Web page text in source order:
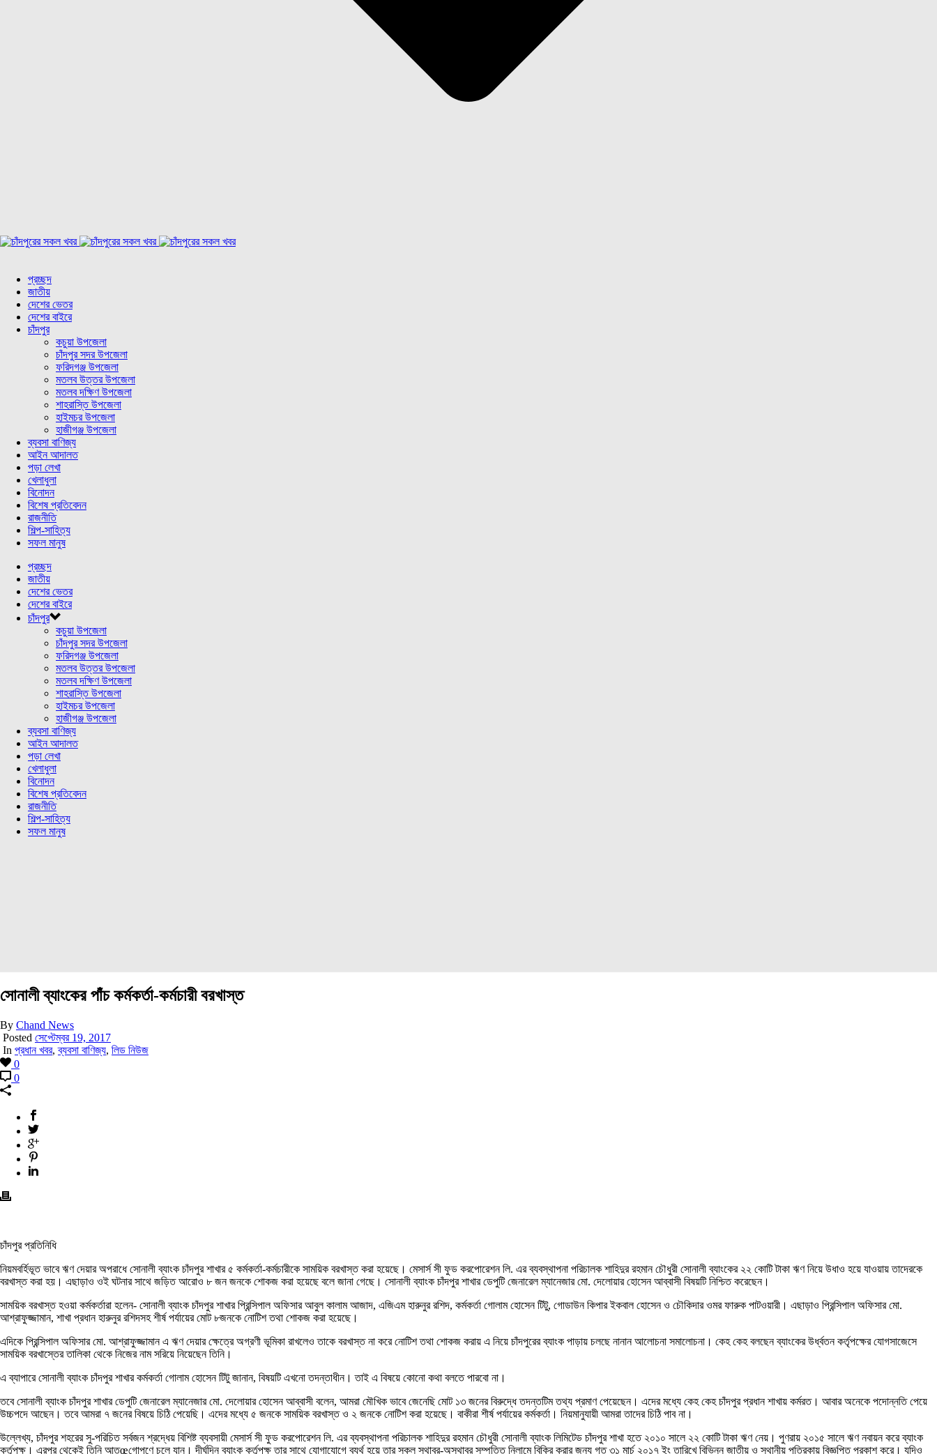
প্রচ্ছদ
জাতীয়
দেশের ভেতর
দেশের বাইরে
চাঁদপুর
কচুয়া উপজেলা
চাঁদপুর সদর উপজেলা
ফরিদগঞ্জ উপজেলা
মতলব উত্তর উপজেলা
মতলব দক্ষিণ উপজেলা
শাহরাস্তি উপজেলা
হাইমচর উপজেলা
হাজীগঞ্জ উপজেলা
ব্যবসা বাণিজ্য
আইন আদালত
পড়া লেখা
খেলাধুলা
বিনোদন
বিশেষ প্রতিবেদন
রাজনীতি
শিল্প-সাহিত্য
সফল মানুষ
প্রচ্ছদ
জাতীয়
দেশের ভেতর
দেশের বাইরে
চাঁদপুর
কচুয়া উপজেলা
চাঁদপুর সদর উপজেলা
ফরিদগঞ্জ উপজেলা
মতলব উত্তর উপজেলা
মতলব দক্ষিণ উপজেলা
শাহরাস্তি উপজেলা
হাইমচর উপজেলা
হাজীগঞ্জ উপজেলা
ব্যবসা বাণিজ্য
আইন আদালত
পড়া লেখা
খেলাধুলা
বিনোদন
বিশেষ প্রতিবেদন
রাজনীতি
শিল্প-সাহিত্য
সফল মানুষ
সোনালী ব্যাংকের পাঁচ কর্মকর্তা-কর্মচারী বরখাস্ত
By Chand News
Posted সেপ্টেম্বর 19, 2017
In প্রধান খবর,ব্যবসা বাণিজ্য, লিড নিউজ
0
0
চাঁদপুর প্রতিনিধি
নিয়মবর্হিভূত ভাবে ঋণ দেয়ার অপরাধে সোনালী ব্যাংক চাঁদপুর শাখার ৫ কর্মকর্তা-কর্মচারীকে সাময়িক বরখাস্ত করা হয়েছে। মেসার্স সী ফুড করপোরেশন লি. এর ব্যবস্থাপনা পরিচালক শাহিদুর রহমান চৌধুরী সোনালী ব্যাংকের ২২ কোটি টাকা ঋণ নিয়ে উধাও হয়ে যাওয়ায় তাদেরকে
বরখাস্ত করা হয়। এছাড়াও ওই ঘটনার সাথে জড়িত আরোও ৮ জন জনকে শোকজ করা হয়েছে বলে জানা গেছে। সোনালী ব্যাংক চাঁদপুর শাখার ডেপুটি জেনারেল ম্যানেজার মো. দেলোয়ার হোসেন আব্বাসী বিষয়টি নিশ্চিত করেছেন।
সাময়িক বরখাস্ত হওয়া কর্মকর্তারা হলেন- সোনালী ব্যাংক চাঁদপুর শাখার প্রিন্সিপাল অফিসার আবুল কালাম আজাদ, এজিএম হারুনুর রশিদ, কর্মকর্তা গোলাম হোসেন টিটু, গোডাউন কিপার ইকবাল হোসেন ও চৌকিদার ওমর ফারুক পাটওয়ারী। এছাড়াও প্রিন্সিপাল অফিসার মো.
আশ্রাফুজ্জামান, শাখা প্রধান হারুনুর রশিদসহ শীর্ষ পর্যায়ের মোট ৮জনকে নোটিশ তথা শোকজ করা হয়েছে।
এদিকে প্রিন্সিপাল অফিসার মো. আশ্রাফুজ্জামান এ ঋণ দেয়ার ক্ষেত্রে অগ্রণী ভূমিকা রাখলেও তাকে বরখাস্ত না করে নোটিশ তথা শোকজ করায় এ নিয়ে চাঁদপুরের ব্যাংক পাড়ায় চলছে নানান আলোচনা সমালোচনা। কেহ কেহ বলছেন ব্যাংকের উর্ধ্বতন কর্তৃপক্ষের যোগসাজেসে
সাময়িক বরখাস্তের তালিকা থেকে নিজের নাম সরিয়ে নিয়েছেন তিনি।
এ ব্যাপারে সোনালী ব্যাংক চাঁদপুর শাখার কর্মকর্তা গোলাম হোসেন টিটু জানান, বিষয়টি এখনো তদন্তাধীন। তাই এ বিষয়ে কোনো কথা বলতে পারবো না।
তবে সোনালী ব্যাংক চাঁদপুর শাখার ডেপুটি জেনারেল ম্যানেজার মো. দেলোয়ার হোসেন আব্বাসী বলেন, আমরা মৌখিক ভাবে জেনেছি মোট ১৩ জনের বিরুদ্ধে তদন্তটিম তথ্য প্রমাণ পেয়েছেন। এদের মধ্যে কেহ কেহ চাঁদপুর প্রধান শাখায় কর্মরত। আবার অনেকে পদোন্নতি পেয়ে
উচ্চপদে আছেন। তবে আমরা ৭ জনের বিষয়ে চিঠি পেয়েছি। এদের মধ্যে ৫ জনকে সাময়িক বরখাস্ত ও ২ জনকে নোটিশ করা হয়েছে। বাকীরা শীর্ষ পর্যায়ের কর্মকর্তা। নিয়মানুযায়ী আমরা তাদের চিঠি পাব না।
উল্লেখ্য, চাঁদপুর শহরের সু-পরিচিত সর্বজন শ্রদ্ধেয় বিশিষ্ট ব্যবসায়ী মেসার্স সী ফুড করপোরেশন লি. এর ব্যবস্থাপনা পরিচালক শাহিদুর রহমান চৌধুরী সোনালী ব্যাংক লিমিটেড চাঁদপুর শাখা হতে ২০১০ সালে ২২ কোটি টাকা ঋণ নেয়। পুণরায় ২০১৫ সালে ঋণ নবায়ন করে ব্যাংক
কর্তৃপক্ষ। এরপর থেকেই তিনি আতœগোপণে চলে যান। দীর্ঘদিন ব্যাংক কর্তৃপক্ষ তার সাথে যোগাযোগে ব্যর্থ হয়ে তার সকল স্থাবর-অস্থাবর সম্পত্তি নিলামে বিক্রি করার জন্য গত ৩১ মার্চ ২০১৭ ইং তারিখে বিভিন্ন জাতীয় ও স্থানীয় পত্রিকায় বিজ্ঞপ্তি প্রকাশ করে। যদিও